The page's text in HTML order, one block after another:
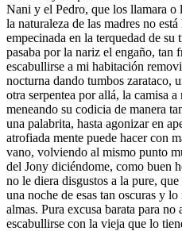
Nani y el Pedro, que los llamara o
la naturaleza de las madres no
empecinada en la terquedad de
pasaba por la nariz el engaño, tan
escabullirse a mi habitación
nocturna dando tumbos zarataco,
otra serpentea por allá, la camisa
meneando su codicia de manera
una palabrita, hasta agonizar en
atrofiada mente puede hacer con
vano, volviendo al mismo punto
del Jony diciéndome, como buen
no le diera disgustos a la pure,
una noche de esas tan oscuras y
almas. Pura excusa barata para no
escabullirse con la vieja que lo